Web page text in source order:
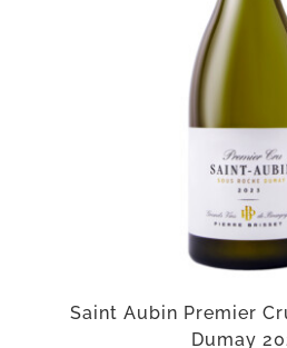
Saint Aubin Premier
Dumay